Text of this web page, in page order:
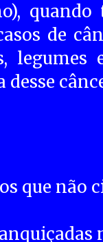
de
legumes
que não